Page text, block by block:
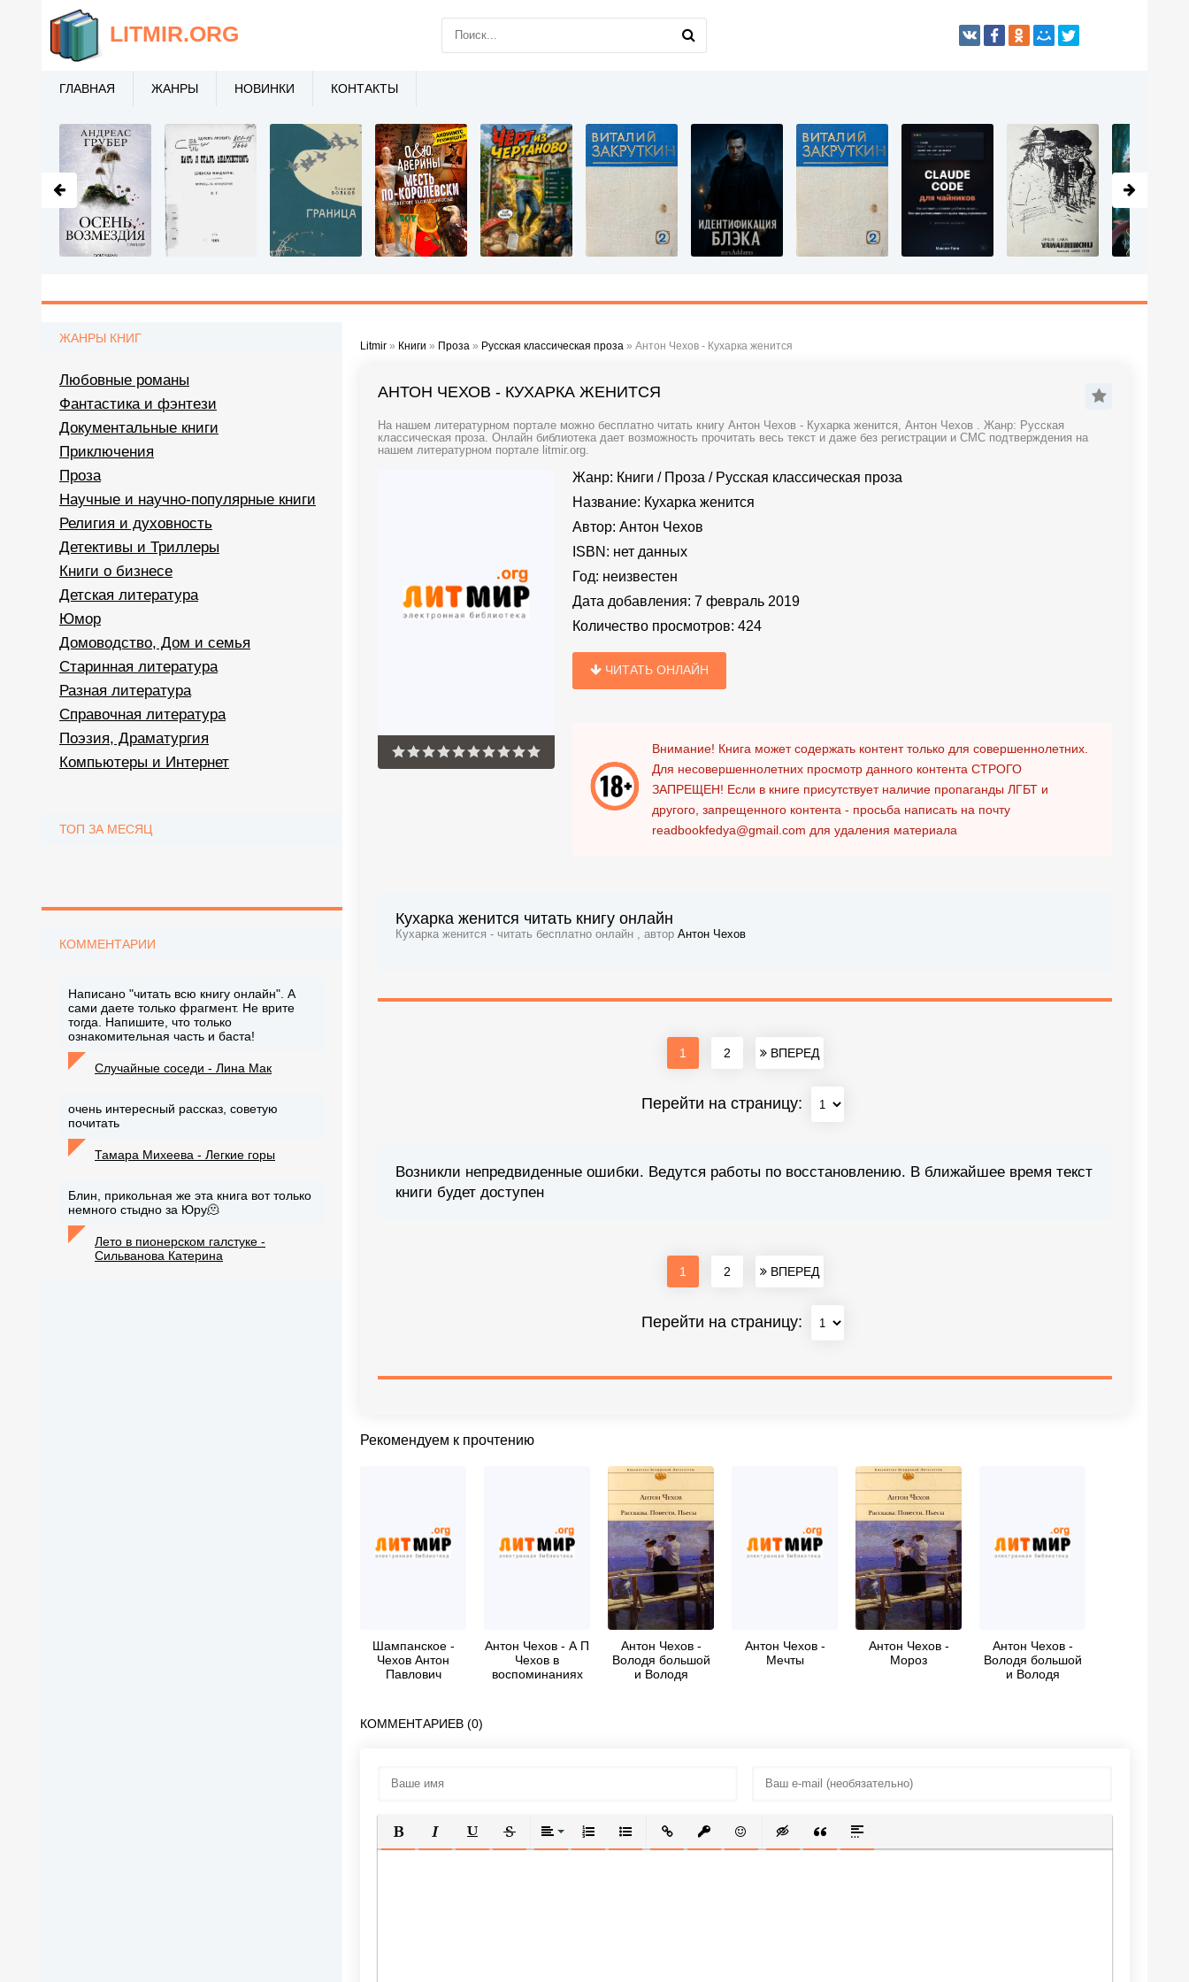
Litmir » Книги » Проза » Русская классическая проза » Антон Чехов - Кухарка женится
АНТОН ЧЕХОВ - КУХАРКА ЖЕНИТСЯ
На нашем литературном портале можно бесплатно читать книгу Антон Чехов - Кухарка женится, Антон Чехов . Жанр: Русская
классическая проза. Онлайн библиотека дает возможность прочитать весь текст и даже без регистрации и СМС подтверждения на
нашем литературном портале litmir.org.
Жанр: Книги / Проза / Русская классическая проза
Название: Кухарка женится
Автор: Антон Чехов
ISBN: нет данных
Год: неизвестен
Дата добавления: 7 февраль 2019
Количество просмотров: 424
ЧИТАТЬ ОНЛАЙН
Внимание! Книга может содержать контент только для совершеннолетних.
Для несовершеннолетних просмотр данного контента СТРОГО
ЗАПРЕЩЕН! Если в книге присутствует наличие пропаганды ЛГБТ и
другого, запрещенного контента - просьба написать на почту
readbookfedya@gmail.com для удаления материала
Кухарка женится читать книгу онлайн
Кухарка женится - читать бесплатно онлайн , автор Антон Чехов
1 2 ВПЕРЕД
Перейти на страницу:
Возникли непредвиденные ошибки. Ведутся работы по восстановлению. В ближайшее время текст
книги будет доступен
1 2 ВПЕРЕД
Перейти на страницу:
Рекомендуем к прочтению
Шампанское -
Чехов Антон
Павлович
Антон Чехов - А П
Чехов в
воспоминаниях
Антон Чехов -
Володя большой
и Володя
Антон Чехов -
Мечты
Антон Чехов -
Мороз
Антон Чехов -
Володя большой
и Володя
КОММЕНТАРИЕВ (0)
ПОЛУЖИРНЫЙ
КУРСИВПОДЧЕРКНУТЫЙ
ЗАЧЕРКНУТЫЙВЫРАВНИВАНИЕ
НУМЕРОВАННЫЙ СПИСОК
МАРКИРОВАННЫЙ СПИСОК
ВСТАВИТЬ ССЫЛКУ
ВСТАВИТЬ ЗАЩИЩЕННУЮ ССЫЛКУ
ВСТАВИТЬ СМАЙЛИК
ВСТАВКА СКРЫТОГО ТЕКСТА
ВСТАВКА ЦИТАТЫ
ВСТАВКА СПОЙЛЕРА
ЖАНРЫ КНИГ
Любовные романы
Фантастика и фэнтези
Документальные книги
Приключения
Проза
Научные и научно-популярные книги
Религия и духовность
Детективы и Триллеры
Книги о бизнесе
Детская литература
Юмор
Домоводство, Дом и семья
Старинная литература
Разная литература
Справочная литература
Поэзия, Драматургия
Компьютеры и Интернет
ТОП ЗА МЕСЯЦ
КОММЕНТАРИИ
Написано "читать всю книгу онлайн". А
сами даете только фрагмент. Не врите
тогда. Напишите, что только
ознакомительная часть и баста!
Случайные соседи - Лина Мак
очень интересный рассказ, советую
почитать
Тамара Михеева - Легкие горы
Блин, прикольная же эта книга вот только
немного стыдно за Юру🫠
Лето в пионерском галстуке -
Сильванова Катерина
LITMIR.ORG
ГЛАВНАЯ ЖАНРЫ НОВИНКИ КОНТАКТЫ